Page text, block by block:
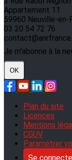
Appartement 11
59960 Neuville-en-
03 20 54 72 76
Je m'abonne à la
OK
Plan du site
Licences
Mentions
CGUV
Paramétrer
Se